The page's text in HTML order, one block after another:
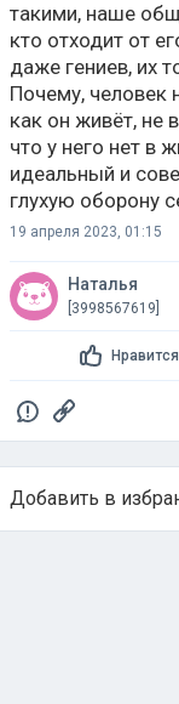
такими, наше
кто отходит от
даже гениев, их
Почему, человек
как он живёт, не
что у него нет в
идеальный и
глухую оборону
19 апреля 2023, 01:15
Наталья
[3998567619]
Нравится
Добавить в
Тема в избранном